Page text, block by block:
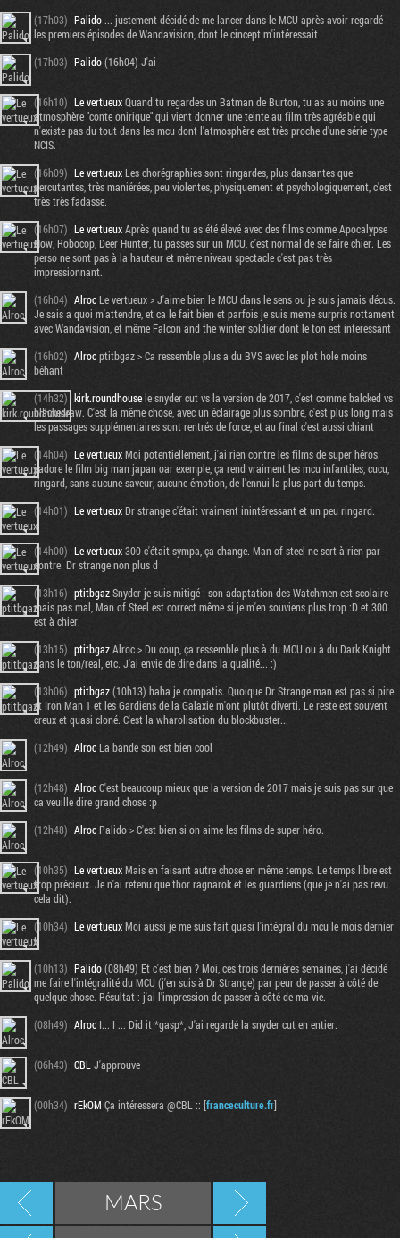
(17h03) Palido ... justement décidé de me lancer dans le MCU après avoir regardé
les premiers épisodes de Wandavision, dont le cincept m'intéressait
(17h03) Palido(16h04) J'ai
(16h10) Le vertueuxQuand tu regardes un Batman de Burton, tu as au moins une
atmosphère "conte onirique" qui vient donner une teinte au film très agréable qui
n'existe pas du tout dans les mcu dont l'atmosphère est très proche d'une série type
NCIS.
(16h09) Le vertueuxLes chorégraphies sont ringardes, plus dansantes que
percutantes, très maniérées, peu violentes, physiquement et psychologiquement, c'est
très très fadasse.
(16h07) Le vertueuxAprès quand tu as été élevé avec des films comme Apocalypse
Now, Robocop, Deer Hunter, tu passes sur un MCU, c'est normal de se faire chier. Les
perso ne sont pas à la hauteur et même niveau spectacle c'est pas très
impressionnant.
(16h04) AlrocLe vertueux > J'aime bien le MCU dans le sens ou je suis jamais décus.
Je sais a quoi m'attendre, et ca le fait bien et parfois je suis meme surpris nottament
avec Wandavision, et même Falcon and the winter soldier dont le ton est interessant
(16h02) Alrocptitbgaz > Ca ressemble plus a du BVS avec les plot hole moins
béhant
(14h32) kirk.roundhousele snyder cut vs la version de 2017, c'est comme balcked vs
blackedraw. C'est la même chose, avec un éclairage plus sombre, c'est plus long mais
les passages supplémentaires sont rentrés de force, et au final c'est aussi chiant
(14h04) Le vertueuxMoi potentiellement, j'ai rien contre les films de super héros.
j'adore le film big man japan oar exemple, ça rend vraiment les mcu infantiles, cucu,
ringard, sans aucune saveur, aucune émotion, de l'ennui la plus part du temps.
(14h01) Le vertueuxDr strange c'était vraiment inintéressant et un peu ringard.
(14h00) Le vertueux300 c'était sympa, ça change. Man of steel ne sert à rien par
contre. Dr strange non plus d
(13h16) ptitbgazSnyder je suis mitigé : son adaptation des Watchmen est scolaire
mais pas mal, Man of Steel est correct même si je m'en souviens plus trop :D et 300
est à chier.
(13h15) ptitbgazAlroc > Du coup, ça ressemble plus à du MCU ou à du Dark Knight
dans le ton/real, etc. J'ai envie de dire dans la qualité... :)
(13h06) ptitbgaz(10h13) haha je compatis. Quoique Dr Strange man est pas si pire
et Iron Man 1 et les Gardiens de la Galaxie m'ont plutôt diverti. Le reste est souvent
creux et quasi cloné. C'est la wharolisation du blockbuster...
(12h49) AlrocLa bande son est bien cool
(12h48) AlrocC'est beaucoup mieux que la version de 2017 mais je suis pas sur que
ca veuille dire grand chose :p
(12h48) AlrocPalido > C'est bien si on aime les films de super héro.
(10h35) Le vertueuxMais en faisant autre chose en même temps. Le temps libre est
trop précieux. Je n'ai retenu que thor ragnarok et les guardiens (que je n'ai pas revu
cela dit).
(10h34) Le vertueuxMoi aussi je me suis fait quasi l'intégral du mcu le mois dernier
!
(10h13) Palido(08h49) Et c'est bien ? Moi, ces trois dernières semaines, j'ai décidé
me faire l'intégralité du MCU (j'en suis à Dr Strange) par peur de passer à côté de
quelque chose. Résultat : j'ai l'impression de passer à côté de ma vie.
(08h49) Alroc I... I ... Did it *gasp*, J'ai regardé la snyder cut en entier.
(06h43) CBL J'approuve
(00h34) rEkOM Ça intéressera @CBL :: [franceculture.fr]
MARS